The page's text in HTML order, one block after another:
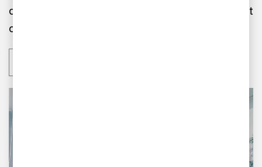
de kompetenser och den teknik du behöver för att
omvandla idéer till verklighet.